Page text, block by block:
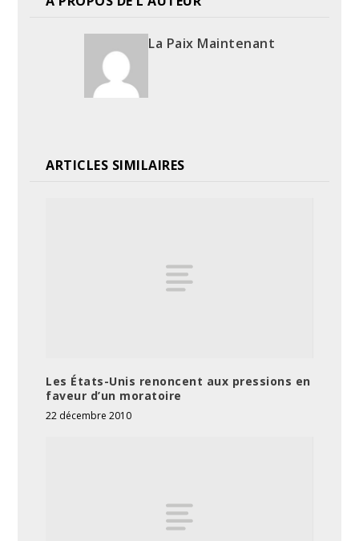
La Paix Maintenant
ARTICLES SIMILAIRES
Les États-Unis renoncent aux pressions en
faveur d’un moratoire
22 décembre 2010